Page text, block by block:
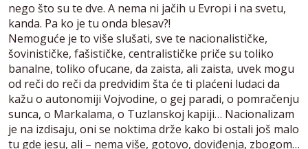
nego što su te dve. A nema ni jačih u Evropi i na svetu,
kanda. Pa ko je tu onda blesav?!
Nemoguće je to više slušati, sve te nacionalističke,
šovinističke, fašističke, centralističke priče su toliko
banalne, toliko ofucane, da zaista, ali zaista, uvek mogu
od reči do reči da predvidim šta će ti plaćeni ludaci da
kažu o autonomiji Vojvodine, o gej paradi, o pomračenju
sunca, o Markalama, o Tuzlanskoj kapiji… Nacionalizam
je na izdisaju, oni se noktima drže kako bi ostali još malo
tu gde jesu, ali – nema više, gotovo, doviđenja, zbogom…